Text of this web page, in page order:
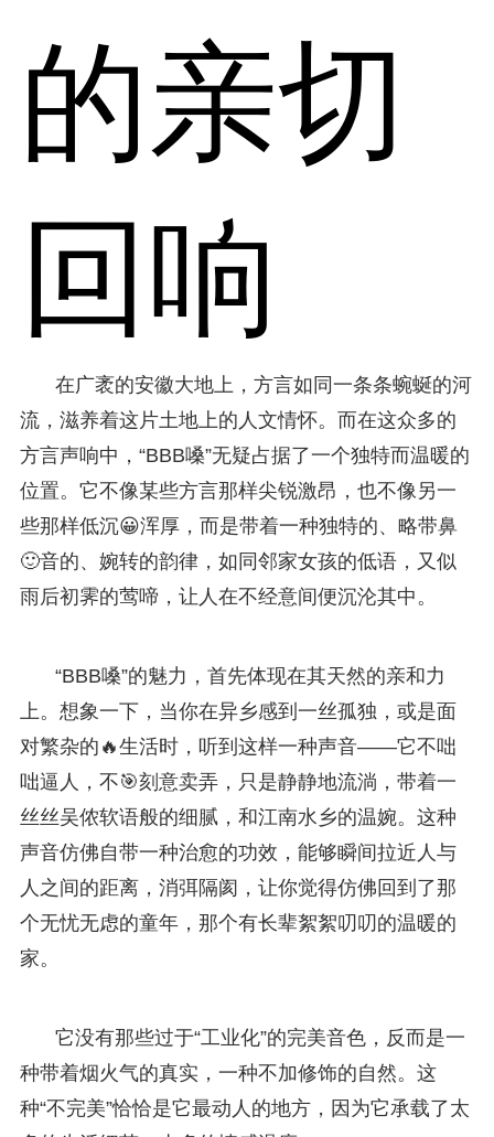
的亲切
回响
在广袤的安徽大地上，方言如同一条条蜿蜒的河
流，滋养着这片土地上的人文情怀。而在这众多的
方言声响中，“BBB嗓”无疑占据了一个独特而温暖的
位置。它不像某些方言那样尖锐激昂，也不像另一
些那样低沉😀浑厚，而是带着一种独特的、略带鼻
🙂音的、婉转的韵律，如同邻家女孩的低语，又似
雨后初霁的莺啼，让人在不经意间便沉沦其中。
“BBB嗓”的魅力，首先体现在其天然的亲和力
上。想象一下，当你在异乡感到一丝孤独，或是面
对繁杂的🔥生活时，听到这样一种声音——它不咄
咄逼人，不🎯刻意卖弄，只是静静地流淌，带着一
丝丝吴侬软语般的细腻，和江南水乡的温婉。这种
声音仿佛自带一种治愈的功效，能够瞬间拉近人与
人之间的距离，消弭隔阂，让你觉得仿佛回到了那
个无忧无虑的童年，那个有长辈絮絮叨叨的温暖的
家。
它没有那些过于“工业化”的完美音色，反而是一
种带着烟火气的真实，一种不加修饰的自然。这
种“不完美”恰恰是它最动人的地方，因为它承载了太